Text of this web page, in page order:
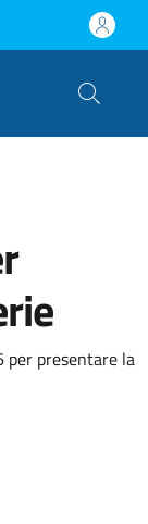
per presentare la